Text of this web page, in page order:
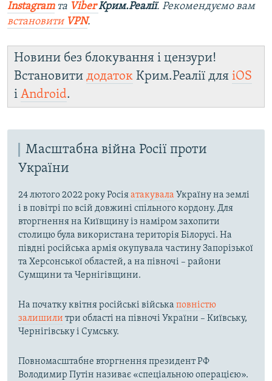
Instagramта ViberКрим.Реалії. Рекомендуємо вам
встановити VPN.
Новини без блокування і цензури!
Встановити додаток Крим.Реалії для iOS
і Android.
Масштабна війна Росії проти
України
24 лютого 2022 року Росіяатакувала Україну на землі
і в повітрі по всій довжині спільного кордону. Для
вторгнення на Київщину із наміром захопити
столицю була використана територія Білорусі. На
півдні російська армія окупувала частину Запорізької
та Херсонської областей, а на півночі – райони
Сумщини та Чернігівщини.
На початку квітня російські війська повністю
залишили три області на півночі України – Київську,
Чернігівську і Сумську.
Повномасштабне вторгнення президент РФ
Володимир Путін називає «спеціальною операцією».